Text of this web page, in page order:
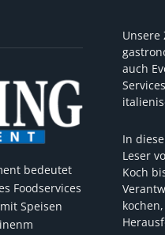
bedeutet
Foodservices
Speisen
Unsere
auch
In
Leser
Koch